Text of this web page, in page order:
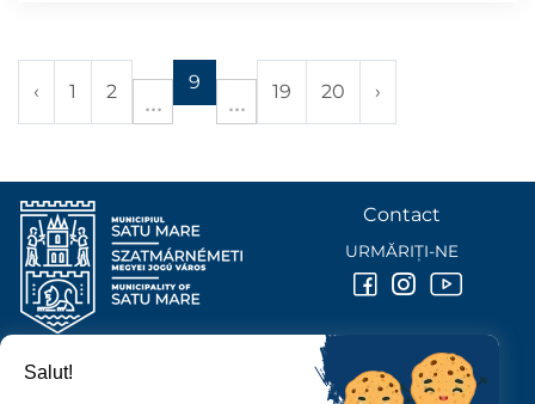
‹ 1 2 9 19 20 ›
PRIMĂRIA MUNICIPIULUI
Contact
URMĂRIȚI-NE
Salut!